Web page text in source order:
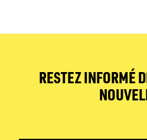
RESTEZ INFORMÉ